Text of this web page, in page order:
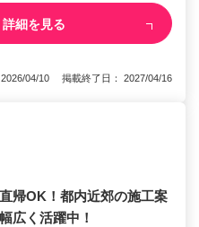
詳細を見る
2026/04/10 掲載終了日： 2027/04/16
帰OK！都内近郊の施工案
広く活躍中！